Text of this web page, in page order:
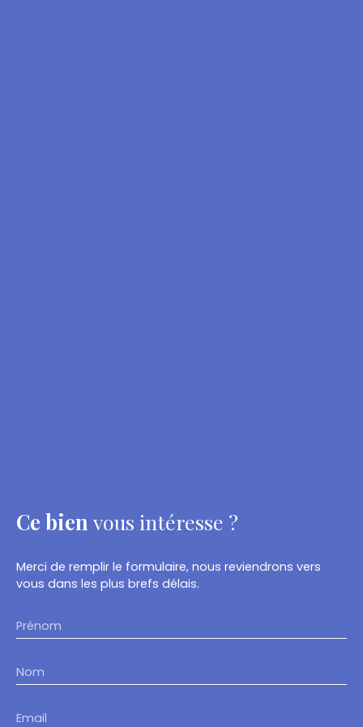
Ce bien vous intéresse ?
Merci de remplir le formulaire, nous reviendrons vers
vous dans les plus brefs délais.
Prénom
Nom
Email